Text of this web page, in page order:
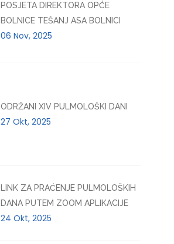
POSJETA DIREKTORA OPĆE
BOLNICE TEŠANJ ASA BOLNICI
06 Nov, 2025
ODRŽANI XIV PULMOLOŠKI DANI
27 Okt, 2025
LINK ZA PRAĆENJE PULMOLOŠKIH
DANA PUTEM ZOOM APLIKACIJE
24 Okt, 2025